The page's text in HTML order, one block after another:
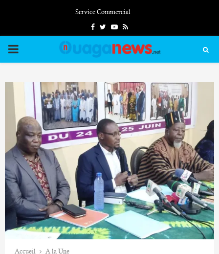
Service Commercial
FacebookTwitterYoutube
Rss
PRIMARY
Accueil
A la Une